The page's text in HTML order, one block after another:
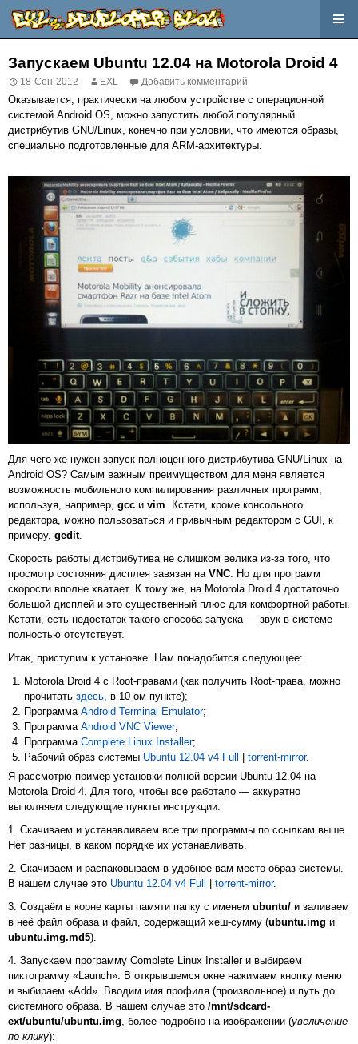
Перейти
содержимому
Запускаем Ubuntu 12.04 на Motorola Droid 4
18-Сен-2012 EXL Добавить комментарий
Оказывается, практически на любом устройстве с операционной
системой Android OS, можно запустить любой популярный
дистрибутив GNU/Linux, конечно при условии, что имеются образы,
специально подготовленные для ARM-архитектуры.
Для чего же нужен запуск полноценного дистрибутива GNU/Linux на
Android OS? Самым важным преимуществом для меня является
возможность мобильного компилирования различных программ,
используя, например, gcc и vim . Кстати, кроме консольного
редактора, можно пользоваться и привычным редактором с GUI, к
примеру, gedit.
Скорость работы дистрибутива не слишком велика из-за того, что
просмотр состояния дисплея завязан на VNC . Но для программ
скорости вполне хватает. К тому же, на Motorola Droid 4 достаточно
большой дисплей и это существенный плюс для комфортной работы.
Кстати, есть недостаток такого способа запуска — звук в системе
полностью отсутствует.
Итак, приступим к установке. Нам понадобится следующее:
Motorola Droid 4 с Root-правами (как получить Root-права, можно
прочитать здесь , в 10-ом пункте);
Программа Android Terminal Emulator;
Программа Android VNC Viewer;
Программа Complete Linux Installer;
Рабочий образ системы Ubuntu 12.04 v4 Full torrent-mirror.
Я рассмотрю пример установки полной версии Ubuntu 12.04 на
Motorola Droid 4. Для того, чтобы все работало — аккуратно
выполняем следующие пункты инструкции:
1. Скачиваем и устанавливаем все три программы по ссылкам выше.
Нет разницы, в каком порядке их устанавливать.
2. Скачиваем и распаковываем в удобное вам место образ системы.
В нашем случае это Ubuntu 12.04 v4 Full torrent-mirror.
3. Создаём в корне карты памяти папку с именем ubuntu/ и заливаем
в неё файл образа и файл, содержащий хеш-сумму (ubuntu.img и
ubuntu.img.md5).
4. Запускаем программу Complete Linux Installer и выбираем
пиктограмму «Launch». В открывшемся окне нажимаем кнопку меню
и выбираем «Add». Вводим имя профиля (произвольное) и путь до
системного образа. В нашем случае это /mnt/sdcard-
ext/ubuntu/ubuntu.img , более подробно на изображении (увеличение
по клику):